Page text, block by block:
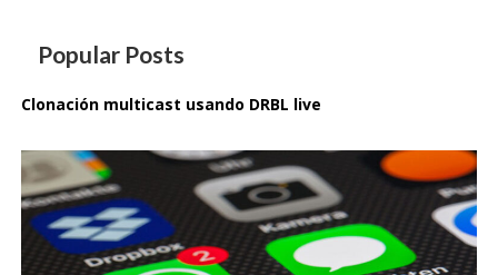
Popular Posts
Clonación multicast usando DRBL live